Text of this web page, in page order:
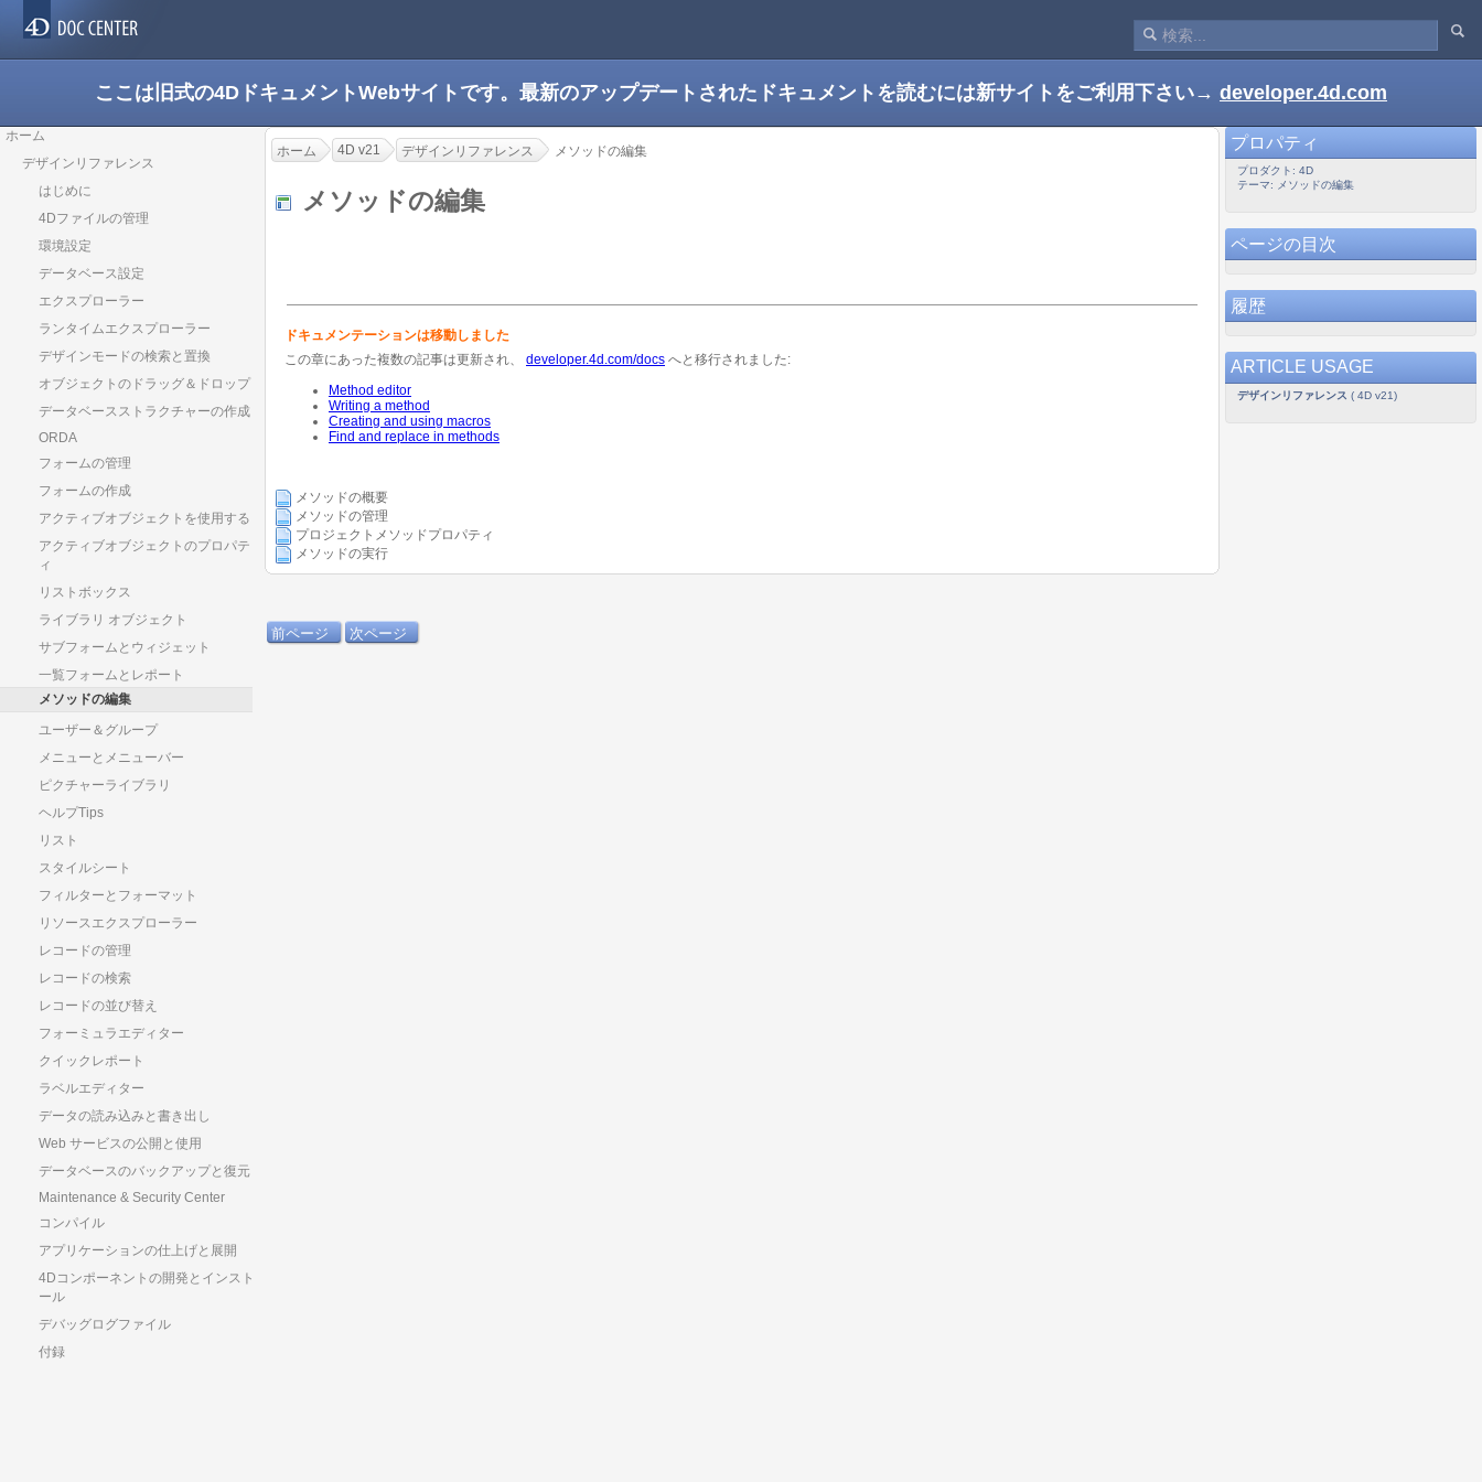
ここは旧式の4DドキュメントWebサイトです。最新のアップデートされたドキュメントを読むには新サイトをご利用下さい→ developer.4d.com
ホーム
デザインリファレンス
はじめに
4Dファイルの管理
環境設定
データベース設定
エクスプローラー
ランタイムエクスプローラー
デザインモードの検索と置換
オブジェクトのドラッグ＆ドロップ
データベースストラクチャーの作成
ORDA
フォームの管理
フォームの作成
アクティブオブジェクトを使用する
アクティブオブジェクトのプロパテ
ィ
リストボックス
ライブラリ オブジェクト
サブフォームとウィジェット
一覧フォームとレポート
メソッドの編集
ユーザー＆グループ
メニューとメニューバー
ピクチャーライブラリ
ヘルプTips
リスト
スタイルシート
フィルターとフォーマット
リソースエクスプローラー
レコードの管理
レコードの検索
レコードの並び替え
フォーミュラエディター
クイックレポート
ラベルエディター
データの読み込みと書き出し
Web サービスの公開と使用
データベースのバックアップと復元
Maintenance & Security Center
コンパイル
アプリケーションの仕上げと展開
4Dコンポーネントの開発とインスト
ール
デバッグログファイル
付録
ホーム 4D v21 デザインリファレンス メソッドの編集
メソッドの編集
ドキュメンテーションは移動しました
この章にあった複数の記事は更新され、 developer.4d.com/docs へと移行されました:
Method editor
Writing a method
Creating and using macros
Find and replace in methods
メソッドの概要
メソッドの管理
プロジェクトメソッドプロパティ
メソッドの実行
前ページ 次ページ
プロパティ
プロダクト: 4D
テーマ: メソッドの編集
ページの目次
履歴
ARTICLE USAGE
デザインリファレンス ( 4D v21)